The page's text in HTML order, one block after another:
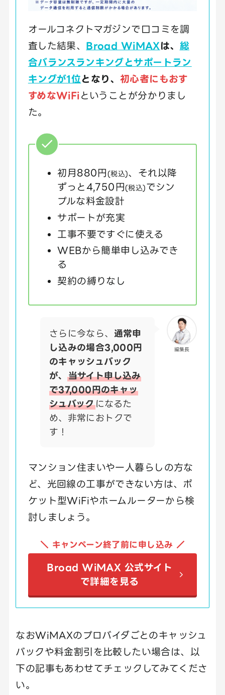
オールコネクトマガジンで口コミを調
査した結果、 Broad WiMAXは、 総
合バランスランキングとサポートラン
キングが1位となり、 初心者にもおす
すめなWiFiということが分かりまし
た。
初月880円 (税込)、それ以降
ずっと4,750円(税込) でシン
プルな料金設計
サポートが充実
工事不要ですぐに使える
WEBから簡単申し込みでき
る
契約の縛りなし
編集長
さらに今なら、 通常申
し込みの場合3,000円
のキャッシュバック
が、 当サイト申し込み
で37,000円のキャッ
シュバックになるた
め、非常におトクで
す！
マンション住まいや一人暮らしの方な
ど、光回線の工事ができない方は、ポ
ケット型WiFiやホームルーターから検
討しましょう。
＼ キャンペーン終了前に申し込み ／
Broad WiMAX 公式サイト
で詳細を見る
なおWiMAXのプロバイダごとのキャッシュ
バックや料金割引を比較したい場合は、以
下の記事もあわせてチェックしてみてくださ
い。